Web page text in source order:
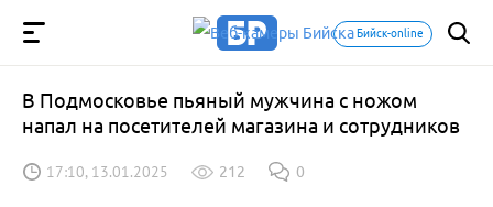
Бийск-online
В Подмосковье пьяный мужчина с ножом
напал на посетителей магазина и сотрудников
17:10, 13.01.2025 212 0